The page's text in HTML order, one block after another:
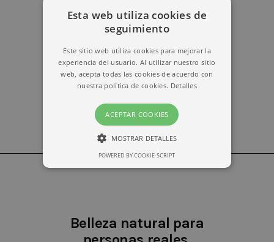
erika@kymabarcelona.com
Belleza natural para
Esta web utiliza cookies de
seguimiento
Este sitio web utiliza cookies para mejorar la
experiencia del usuario. Al utilizar nuestro sitio
web, acepta todas las cookies de acuerdo con
nuestra política de cookies. Detalles
ACEPTAR COOKIES
MOSTRAR DETALLES
POWERED BY COOKIE-SCRIPT